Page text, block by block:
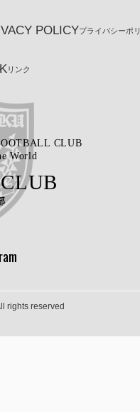
POLICYプライバシーポ
リンク
CLUB
World
rights reserved